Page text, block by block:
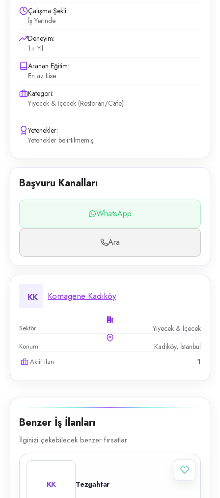
Çalışma Şekli:
İş Yerinde
Deneyim:
1+ Yıl
Aranan Eğitim:
En az Lise
Kategori:
Yiyecek & İçecek (Restoran/Cafe)
Yetenekler:
Yetenekler belirtilmemiş
Başvuru Kanalları
WhatsApp
Ara
KK Komagene Kadıköy
Sektör Yiyecek & İçecek
Konum Kadıköy, İstanbul
Aktif ilan 1
Benzer İş İlanları
İlginizi çekebilecek benzer fırsatlar
KK Tezgahtar